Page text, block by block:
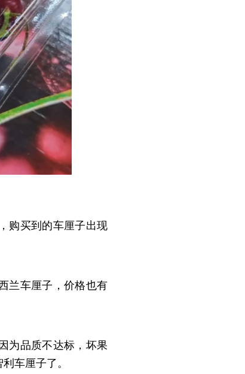
购买到的车厘子出现
兰车厘子，价格也有
为品质不达标，坏果
车厘子了。